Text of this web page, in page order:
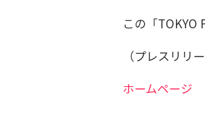
この「TOKYO
（プレスリリ
ホームページ